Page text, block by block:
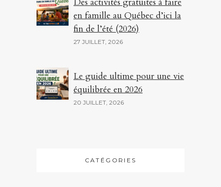
en famille au Québec d’ici la
fin de l’été (2026)
27 JUILLET, 2026
Le guide ultime pour une vie
équilibrée en 2026
20 JUILLET, 2026
CATÉGORIES